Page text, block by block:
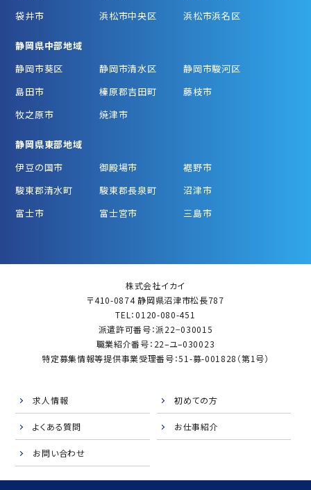
袋井市
浜松市中央区 浜松市浜名区
静岡県中部地域
静岡市葵区
静岡市清水区
静岡市駿河区
島田市
榛原郡吉田町
藤枝市
牧之原市
焼津市
静岡県東部地域
伊豆の国市
御殿場市
裾野市
駿東郡清水町
駿東郡長泉町
沼津市
富士市
富士宮市 三島市
株式会社イカイ
〒410-0874 静岡県沼津市松長787
TEL：0120-080-451
派遣許可番号：派22−030015
職業紹介番号：22–ユ–030023
特定募集情報等提供事業受理番号：51-募-001828（第1号）
求人情報 初めての方
よくある質問 お仕事紹介
お問い合わせ